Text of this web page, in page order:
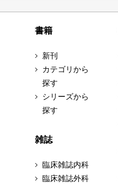
書籍
新刊
カテゴリから
探す
シリーズから
探す
雑誌
臨床雑誌内科
臨床雑誌外科